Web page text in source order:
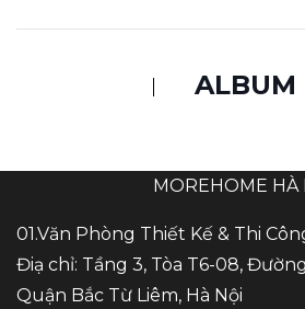
ALBUM
MOREHOME HÀ
01.Văn Phòng Thiết Kế & Thi
Điạ chỉ: Tầng 3, Tòa T6-08,
Quận Bắc Từ Liêm, Hà Nội